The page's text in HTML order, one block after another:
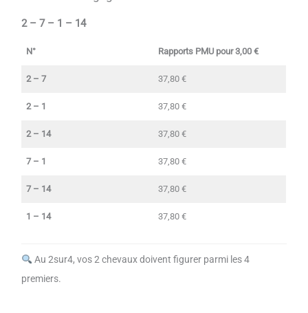
2 – 7 – 1 – 14
N° Rapports PMU pour 3,00 €
2 – 7 37,80 €
2 – 1 37,80 €
2 – 14 37,80 €
7 – 1 37,80 €
7 – 14 37,80 €
1 – 14 37,80 €
Au 2sur4, vos 2 chevaux doivent figurer parmi les 4
premiers.